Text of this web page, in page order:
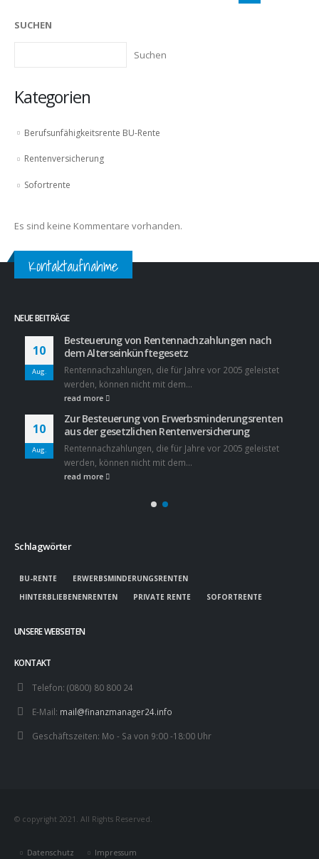
SUCHEN
Suchen
Kategorien
Berufsunfähigkeitsrente BU-Rente
Rentenversicherung
Sofortrente
Es sind keine Kommentare vorhanden.
Kontaktaufnahme
NEUE BEITRÄGE
10
Aug.
Besteuerung von Rentennachzahlungen nach
dem Alterseinkünftegesetz
Rentennachzahlungen, die für Jahre vor 2005 geleistet
werden, können nicht mit dem...
read more
10
Aug.
Zur Besteuerung von Erwerbsminderungsrenten
aus der gesetzlichen Rentenversicherung
Rentennachzahlungen, die für Jahre vor 2005 geleistet
werden, können nicht mit dem...
read more
Schlagwörter
BU-RENTE
ERWERBSMINDERUNGSRENTEN
HINTERBLIEBENENRENTEN
PRIVATE RENTE SOFORTRENTE
UNSERE WEBSEITEN
KONTAKT
Telefon: (0800) 80 800 24
E-Mail: mail@finanzmanager24.info
Geschäftszeiten: Mo - Sa von 9:00 -18:00 Uhr
© copyright 2021. All Rights Reserved.
Datenschutz Impressum